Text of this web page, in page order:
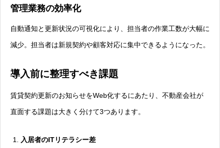
管理業務の効率化
自動通知と更新状況の可視化により、担当者の作業工数が大幅に
減少。担当者は新規契約や顧客対応に集中できるようになった。
導入前に整理すべき課題
賃貸契約更新のお知らせをWeb化するにあたり、不動産会社が
直面する課題は大きく分けて3つあります。
入居者のITリテラシー差